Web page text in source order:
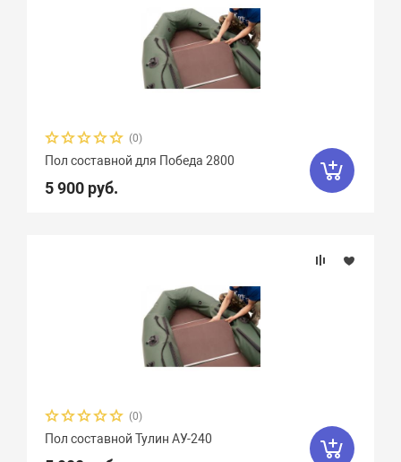
(0)
Пол составной для Победа 2800
5 900 руб.
(0)
Пол составной Тулин АУ-240